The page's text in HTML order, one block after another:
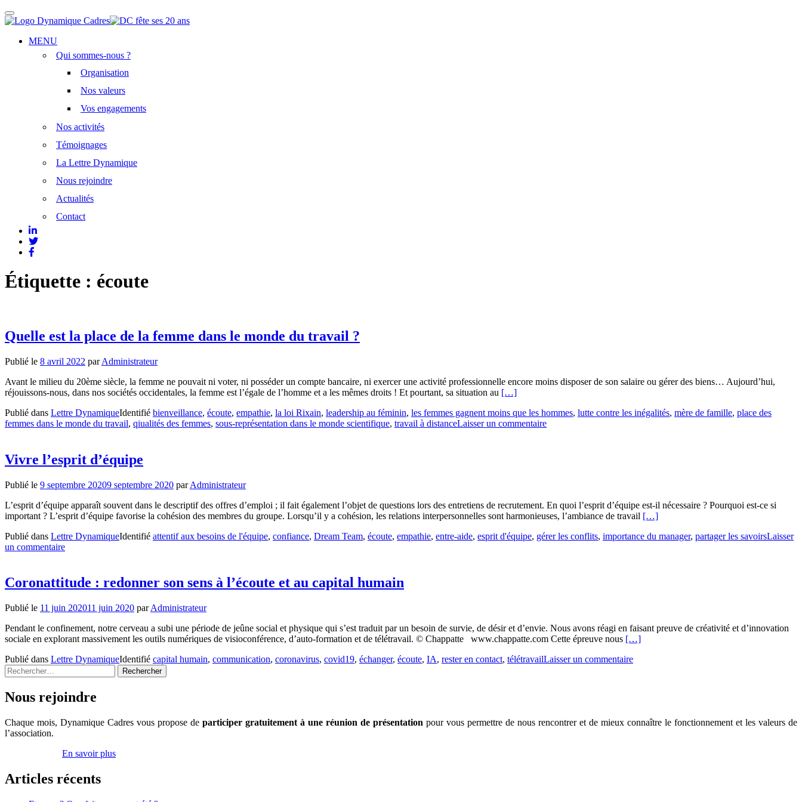
Afficher/masquer
la
Aller
MENU
Qui sommes-nous ?
Organisation
Nos valeurs
Vos engagements
Nos activités
Témoignages
La Lettre Dynamique
Nous rejoindre
Actualités
Contact
Étiquette : écoute
Quelle est la place de la femme dans le monde du travail ?
Publié le 8 avril 2022 parAdministrateur
Avant le milieu du 20ème siècle, la femme ne pouvait ni voter, ni posséder un compte bancaire, ni exercer une activité professionnelle encore moins disposer de son salaire ou gérer des biens… Aujourd’hui,
réjouissons-nous, dans nos sociétés occidentales, la femme est l’égale de l’homme et a les mêmes droits ! Et pourtant, sa situation au En
plus
surQuelle
le
monde
du
travail
[…]
Publié dans Lettre DynamiqueIdentifié bienveillance, écoute, empathie, la loi Rixain, leadership au féminin, les femmes gagnent moins que les hommes, lutte contre les inégalités, mère de famille, place des
femmes dans le monde du travail, qiualités des femmes, sous-représentation dans le monde scientifique, travail à distanceLaisser un commentaire
Vivre l’esprit d’équipe
Publié le 9 septembre 20209 septembre 2020 parAdministrateur
L’esprit d’équipe apparaît souvent dans le descriptif des offres d’emploi ; il fait également l’objet de questions lors des entretiens de recrutement. En quoi l’esprit d’équipe est-il nécessaire ? Pourquoi est-ce si
important ? L’esprit d’équipe favorise la cohésion des membres du groupe. Lorsqu’il y a cohésion, les relations interpersonnelles sont harmonieuses, l’ambiance de travail En
plus
[…]
Publié dans Lettre DynamiqueIdentifié attentif aux besoins de l'équipe, confiance, Dream Team, écoute, empathie, entre-aide, esprit d'équipe, gérer les conflits, importance du manager, partager les savoirsLaisser
un commentaire
Coronattitude : redonner son sens à l’écoute et au capital humain
Publié le 11 juin 202011 juin 2020 parAdministrateur
Pendant le confinement, notre cerveau a subi une période de jeûne social et physique qui s’est traduit par un besoin de survie, de désir et d’envie. Nous avons réagi en faisant preuve de créativité et d’innovation
sociale en explorant massivement les outils numériques de visioconférence, d’auto-formation et de télétravail. © Chappatte www.chappatte.com Cette épreuve nous En
plus
à
[…]
Publié dans Lettre DynamiqueIdentifié capital humain, communication, coronavirus, covid19, échanger, écoute, IA, rester en contact, télétravailLaisser un commentaire
Rechercher :
Nous rejoindre
Chaque mois, Dynamique Cadres vous propose de participer gratuitement à une réunion de présentation pour vous permettre de nous rencontrer et de mieux connaître le fonctionnement et les valeurs de
l’association.
En savoir plus
Articles récents